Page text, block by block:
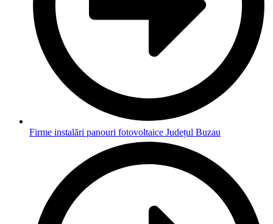
Firme instalări panouri fotovoltaice Județul Buzau